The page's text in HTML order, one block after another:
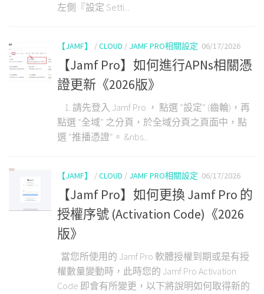
左側『設定 Setti...
【JAMF】 /CLOUD / JAMF PRO相關設定 06/17/2026
【Jamf Pro】如何進行APNs相關憑
證更新《2026版》
1. 請先登入 Jamf Pro ， 點選 “設定” (齒輪)，再
點選 “全域” 之分頁，於全域分頁之頁面中，點
選 “推播憑證“。 &nbs...
【JAMF】 /CLOUD / JAMF PRO相關設定 06/17/2026
【Jamf Pro】如何更換 Jamf Pro 的
授權序號 (Activation Code)《2026
版》
當您所使用的 Jamf Pro 軟體授權到期或是有授
權數量變動時，此時您的 Jamf Pro Activation
Code 即會有所變更，以下將說明如何取得新的